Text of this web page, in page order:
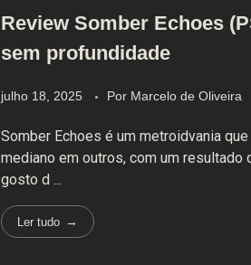
Review Somber Echoes
sem profundidade
julho 18, 2025 Por Marcelo de Oliveira
Somber Echoes é um metroidvania
mediano em outros, com um resultado
gosto d ...
Ler tudo